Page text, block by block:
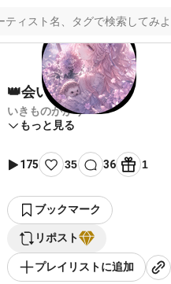
👑会いにいくよ👑
いきものがかり
もっと見る
175 35 36 1
ブックマーク
リポスト
プレイリストに追加